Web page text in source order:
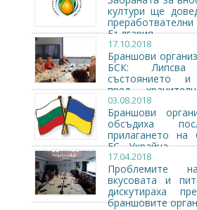
култури ще
България
17.10.2018
Браншови
БСК:
състоянието и
пред
питейна индустрия
03.08.2018
Браншови
обсъдиха
прилагането на
ЕС - Украйна
17.04.2018
Проблемите
вкусовата и
дискутираха
браншовите